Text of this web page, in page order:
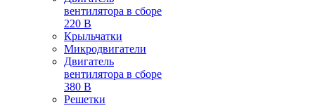
вентилятора в сборе
220 В
Крыльчатки
Микродвигатели
Двигатель
вентилятора в сборе
380 В
Решетки